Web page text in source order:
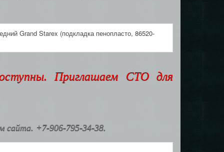
Grand Starex (подкладка пенопласто, 86520-
Приглашаем СТО для
сайта. +7-906-795-34-38.